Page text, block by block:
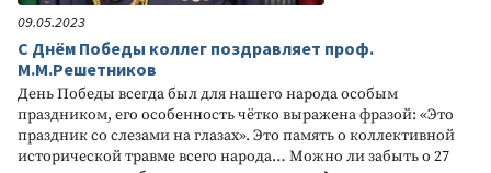
09.05.2023
С Днём Победы коллег поздравляет проф.
М.М.Решетников
День Победы всегда был для нашего народа особым
праздником, его особенность чётко выражена фразой: «Это
праздник со слезами на глазах». Это память о коллективной
исторической травме всего народа… Можно ли забыть o 27